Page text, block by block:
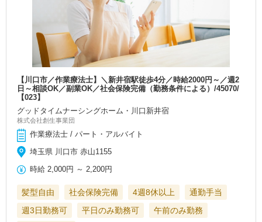
【川口市／作業療法士】＼新井宿駅徒歩4分／時給2000円～／週2
日～相談OK／副業OK／社会保険完備（勤務条件による）/45070/
【023】
グッドタイムナーシングホーム・川口新井宿
株式会社創生事業団
作業療法士 / パート・アルバイト
埼玉県 川口市 赤山1155
時給 2,000円 ～ 2,200円
髪型自由 社会保険完備 4週8休以上
通勤手当
週3日勤務可
平日のみ勤務可
午前のみ勤務